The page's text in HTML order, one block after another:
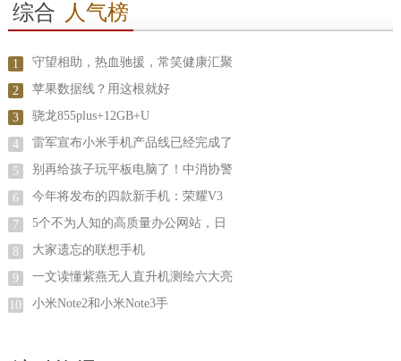
综合 人气榜
1 守望相助，热血驰援，常笑健康汇聚
2 苹果数据线？用这根就好
3 骁龙855plus+12GB+U
4 雷军宣布小米手机产品线已经完成了
5 别再给孩子玩平板电脑了！中消协警
6 今年将发布的四款新手机：荣耀V3
7 5个不为人知的高质量办公网站，日
8 大家遗忘的联想手机
9 一文读懂紫燕无人直升机测绘六大亮
10 小米Note2和小米Note3手